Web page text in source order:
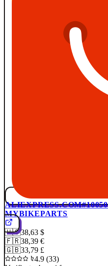
ALIEXPRESS.COM
MYBIKEPARTS
🇺🇸38,63 $
🇫🇷38,39 €
🇬🇧33,79 £
4.9 (33)